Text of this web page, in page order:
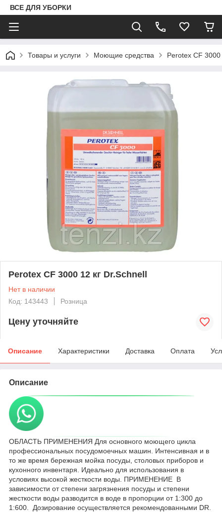
ВСЕ ДЛЯ УБОРКИ
Товары и услуги Моющие средства Perotex CF 3000
Perotex CF 3000 12 кг Dr.Schnell
Нет в наличии
Код: 143443
Розница
Цену уточняйте
Описание Характеристики Доставка Оплата
Описание
ОБЛАСТЬ ПРИМЕНЕНИЯ Для основного моющего цикла
профессиональных посудомоечных машин. Интенсивная и в
то же время бережная мойка посуды, столовых приборов и
кухонного инвентаря. Идеально для использования в
условиях высокой жесткости воды. ПРИМЕНЕНИЕ В
зависимости от степени загрязнения посуды и степени
жесткости воды разводится в воде в пропорции от 1:300 до
1:600. Дозирование осуществляется рекомендованными DR.